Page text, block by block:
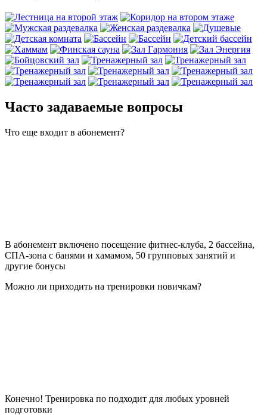
Часто задаваемые вопросы
Что еще входит в абонемент?
В абонемент включено посещение фитнес-клуба, 2 бассейна,
СПА-зона с банями и хамамом, 50 групповых занятий и
другие бонусы
Можно ли приходить на тренировки новичкам?
Конечно! Тренировка по подходит для любых уровней
подготовки